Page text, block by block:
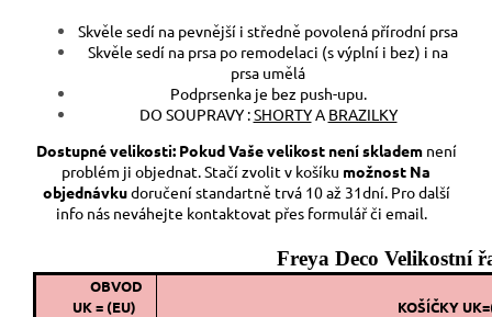
Skvěle sedí na pevnější i středně povolená přírodní prsa
Skvěle sedí na prsa po remodelaci (s výplní i bez) i na
prsa umělá
Podprsenka je bez push-upu.
DO SOUPRAVY :SHORTYA BRAZILKY
Dostupné velikosti: Pokud Vaše velikost není sklademnení
problém ji objednat. Stačí zvolit v košíku možnost Na
objednávkudoručení standartně trvá 10 až 31dní. Pro další
info nás neváhejte kontaktovat přes formulář či email.
Freya Deco Velikostní
OBVOD
UK = (EU)
KOŠÍČKY